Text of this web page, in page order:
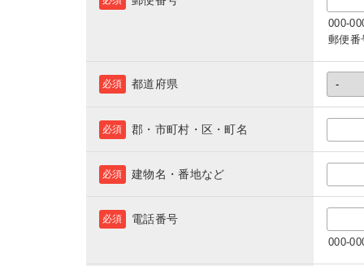
000-
郵便番
都道府県
必須
郡・市町村・区・町名
必須
建物名・番地など
必須
電話番号
必須
000-